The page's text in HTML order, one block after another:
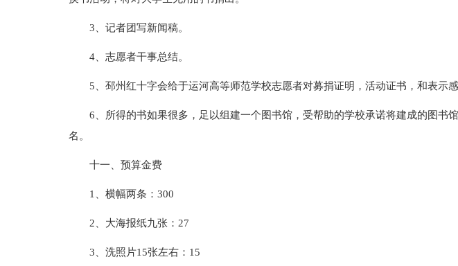
3、记者团写新闻稿。
4、志愿者干事总结。
5、邳州红十字会给于运河高等师范学校志愿者对募捐证明，活动证书，和表示感
6、所得的书如果很多，足以组建一个图书馆，受帮助的学校承诺将建成的图书
名。
十一、预算金费
1、横幅两条：300
2、大海报纸九张：27
3、洗照片15张左右：15